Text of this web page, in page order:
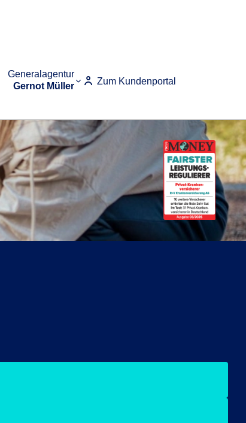
Generalagentur
Gernot Müller
Zum Kundenportal